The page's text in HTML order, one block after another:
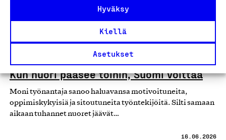
Hyväksy
Kiellä
Asetukset
Kun nuori pääsee töihin, Suomi voittaa
Moni työnantaja sanoo haluavansa motivoituneita,
oppimiskykyisiä ja sitoutuneita työntekijöitä. Silti samaan
aikaan tuhannet nuoret jäävät…
16.06.2026